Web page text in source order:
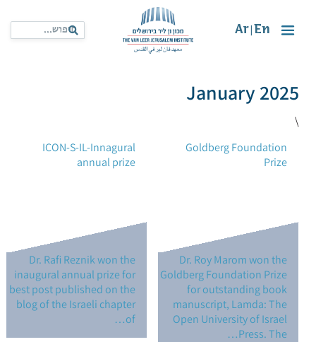
En
Ar
January 2025
\
Goldberg Foundation
Prize
Dr. Roy Marom won the
Goldberg Foundation Prize
for outstanding book
manuscript, Lamda: The
Open University of Israel
Press. The…
ICON-S-IL-Innagural
annual prize
Dr. Rafi Reznik won the
inaugural annual prize for
best post published on the
blog of the Israeli chapter
of…